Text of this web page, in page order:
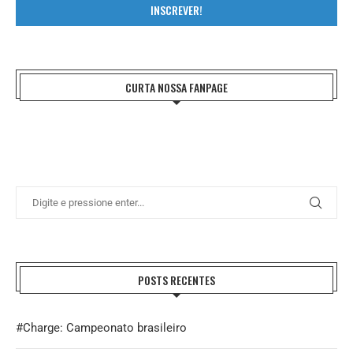
INSCREVER!
CURTA NOSSA FANPAGE
POSTS RECENTES
#Charge: Campeonato brasileiro